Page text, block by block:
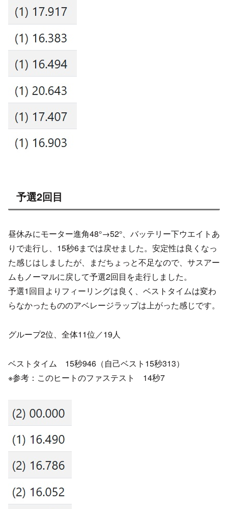
予選2回目
昼休みにモーター進角48°→52°、バッテリー下ウエイトあ
りで走行し、15秒6までは戻せました。安定性は良くなっ
た感じはしましたが、まだちょっと不足なので、サスアー
ムもノーマルに戻して予選2回目を走行しました。
予選1回目よりフィーリングは良く、ベストタイムは変わ
らなかったもののアベレージラップは上がった感じです。
グループ2位、全体11位／19人
ベストタイム 15秒946（自己ベスト15秒313）
※参考：このヒートのファステスト 14秒7